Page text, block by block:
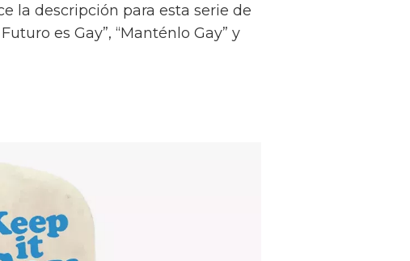
la descripción para esta serie de
es Gay”, “Manténlo Gay” y